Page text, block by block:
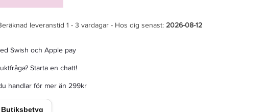
leveranstid 1 - 3 vardagar - Hos dig senast: 2026-08-12
Swish och Apple pay
Starta en chatt!
handlar för mer än 299kr